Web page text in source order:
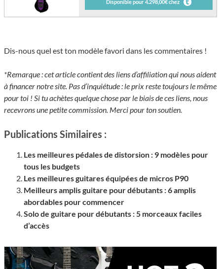
Disponible pour 4.298,00€ chez
Dis-nous quel est ton modèle favori dans les commentaires !
*Remarque : cet article contient des liens d’affiliation qui nous aident
à financer notre site. Pas d’inquiétude : le prix reste toujours le même
pour toi ! Si tu achètes quelque chose par le biais de ces liens, nous
recevrons une petite commission. Merci pour ton soutien.
Publications Similaires :
Les meilleures pédales de distorsion : 9 modèles pour
tous les budgets
Les meilleures guitares équipées de micros P90
Meilleurs amplis guitare pour débutants : 6 amplis
abordables pour commencer
Solo de guitare pour débutants : 5 morceaux faciles
d’accès